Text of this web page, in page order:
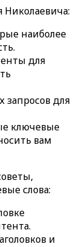
наиболее
для
запросов для
ключевые
вам
слова:
и